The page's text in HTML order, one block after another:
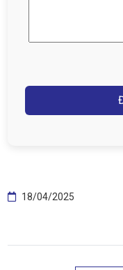
18/04/2025